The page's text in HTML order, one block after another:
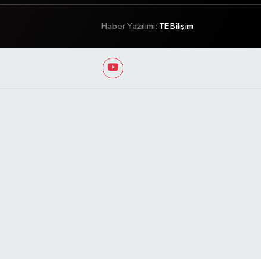
Haber Yazılımı: TE Bilişim